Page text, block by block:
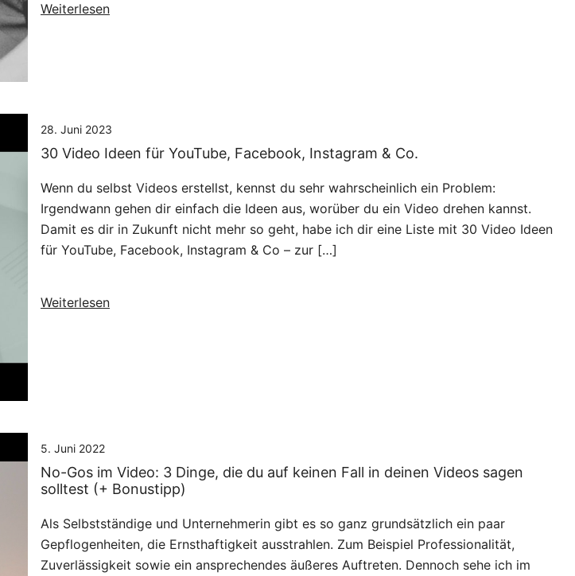
Weiterlesen
28. Juni 2023
30 Video Ideen für YouTube, Facebook, Instagram & Co.
Wenn du selbst Videos erstellst, kennst du sehr wahrscheinlich ein Problem:
Irgendwann gehen dir einfach die Ideen aus, worüber du ein Video drehen kannst.
Damit es dir in Zukunft nicht mehr so geht, habe ich dir eine Liste mit 30 Video Ideen
für YouTube, Facebook, Instagram & Co – zur […]
Weiterlesen
5. Juni 2022
No-Gos im Video: 3 Dinge, die du auf keinen Fall in deinen Videos sagen
solltest (+ Bonustipp)
Als Selbstständige und Unternehmerin gibt es so ganz grundsätzlich ein paar
Gepflogenheiten, die Ernsthaftigkeit ausstrahlen. Zum Beispiel Professionalität,
Zuverlässigkeit sowie ein ansprechendes äußeres Auftreten. Dennoch sehe ich im